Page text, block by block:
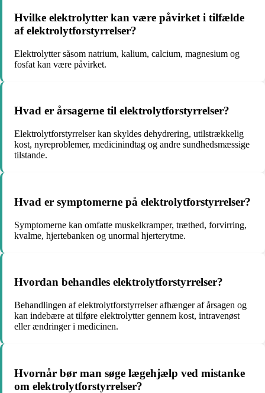
Hvilke elektrolytter kan være påvirket i tilfælde
af elektrolytforstyrrelser?
Elektrolytter såsom natrium, kalium, calcium, magnesium og
fosfat kan være påvirket.
Hvad er årsagerne til elektrolytforstyrrelser?
Elektrolytforstyrrelser kan skyldes dehydrering, utilstrækkelig
kost, nyreproblemer, medicinindtag og andre sundhedsmæssige
tilstande.
Hvad er symptomerne på elektrolytforstyrrelser?
Symptomerne kan omfatte muskelkramper, træthed, forvirring,
kvalme, hjertebanken og unormal hjerterytme.
Hvordan behandles elektrolytforstyrrelser?
Behandlingen af elektrolytforstyrrelser afhænger af årsagen og
kan indebære at tilføre elektrolytter gennem kost, intravenøst
eller ændringer i medicinen.
Hvornår bør man søge lægehjælp ved mistanke
om elektrolytforstyrrelser?